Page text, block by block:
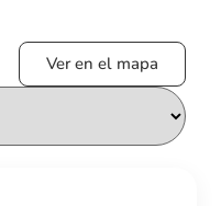
Ver en el mapa